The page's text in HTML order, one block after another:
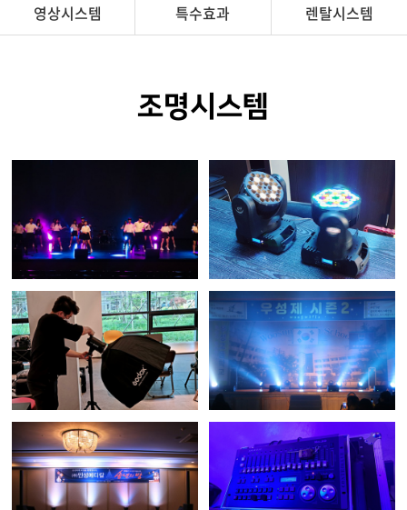
영상시스템 특수효과 렌탈시스템
조명시스템